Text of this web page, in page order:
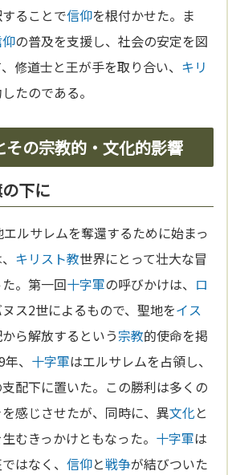
ることで信仰を根付かせた。ま
の普及を支援し、社会の安定を図
修道士と王が手を取り合い、 キリ
たのである。
その宗教的・文化的影響
下に
ルサレムを奪還するために始まっ
キリスト教世界にとって壮大な冒
。第一回十字軍の呼びかけは、 ロ
ス2世によるもので、聖地をイス
ら解放するという宗教的使命を掲
、 十字軍はエルサレムを占領し、
配下に置いた。この勝利は多くの
感じさせたが、同時に、異文化と
むきっかけともなった。 十字軍は
はなく、信仰と戦争が結びついた